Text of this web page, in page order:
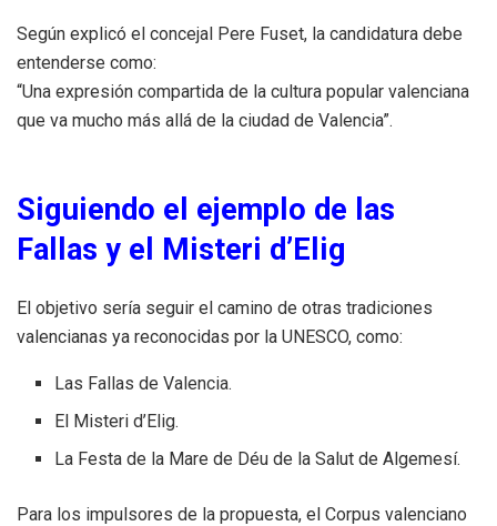
Según explicó el concejal Pere Fuset, la candidatura debe
entenderse como:
“Una expresión compartida de la cultura popular valenciana
que va mucho más allá de la ciudad de Valencia”.
Siguiendo el ejemplo de las
Fallas y el Misteri d’Elig
El objetivo sería seguir el camino de otras tradiciones
valencianas ya reconocidas por la UNESCO, como:
Las Fallas de Valencia.
El Misteri d’Elig.
La Festa de la Mare de Déu de la Salut de Algemesí.
Para los impulsores de la propuesta, el Corpus valenciano